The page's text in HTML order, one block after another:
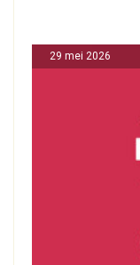
29 mei 2026